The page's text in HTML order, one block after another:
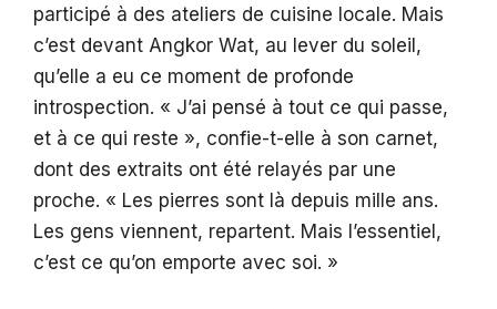
participé à des ateliers de cuisine locale. Mais
c’est devant Angkor Wat, au lever du soleil,
qu’elle a eu ce moment de profonde
introspection. « J’ai pensé à tout ce qui passe,
et à ce qui reste », confie-t-elle à son carnet,
dont des extraits ont été relayés par une
proche. « Les pierres sont là depuis mille ans.
Les gens viennent, repartent. Mais l’essentiel,
c’est ce qu’on emporte avec soi. »